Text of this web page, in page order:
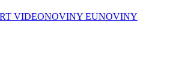
VIDEONOVINY EUNOVINY